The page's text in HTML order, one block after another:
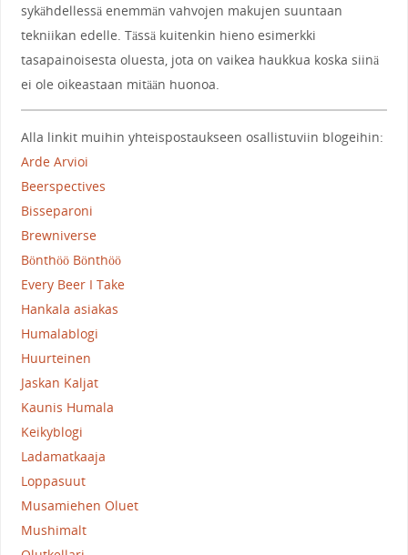
sykähdellessä enemmän vahvojen makujen suuntaan
tekniikan edelle. Tässä kuitenkin hieno esimerkki
tasapainoisesta oluesta, jota on vaikea haukkua koska siinä
ei ole oikeastaan mitään huonoa.
Alla linkit muihin yhteispostaukseen osallistuviin blogeihin:
Arde Arvioi
Beerspectives
Bisseparoni
Brewniverse
Bönthöö Bönthöö
Every Beer I Take
Hankala asiakas
Humalablogi
Huurteinen
Jaskan Kaljat
Kaunis Humala
Keikyblogi
Ladamatkaaja
Loppasuut
Musamiehen Oluet
Mushimalt